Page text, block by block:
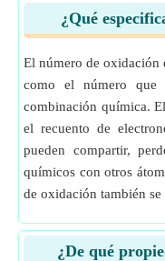
¿Qué
El número de oxidación
como el número que
combinación química.
el recuento de
pueden compartir,
químicos con otros
de oxidación también
¿De qué